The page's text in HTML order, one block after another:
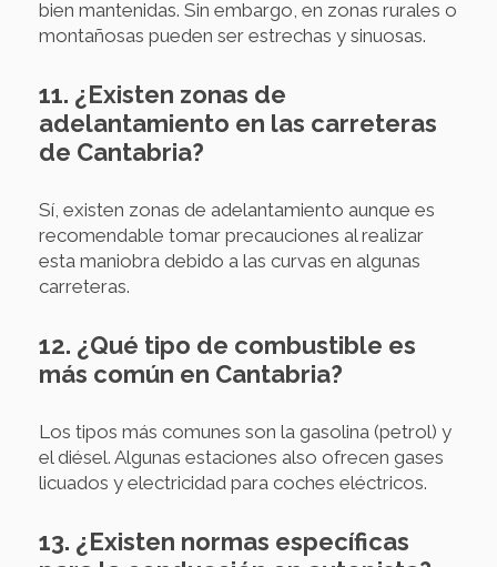
bien mantenidas. Sin embargo, en zonas rurales o
montañosas pueden ser estrechas y sinuosas.
11. ¿Existen zonas de
adelantamiento en las carreteras
de Cantabria?
Sí, existen zonas de adelantamiento aunque es
recomendable tomar precauciones al realizar
esta maniobra debido a las curvas en algunas
carreteras.
12. ¿Qué tipo de combustible es
más común en Cantabria?
Los tipos más comunes son la gasolina (petrol) y
el diésel. Algunas estaciones also ofrecen gases
licuados y electricidad para coches eléctricos.
13. ¿Existen normas específicas